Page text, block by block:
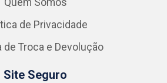
de Privacidade
de Troca e Devolução
Site Seguro